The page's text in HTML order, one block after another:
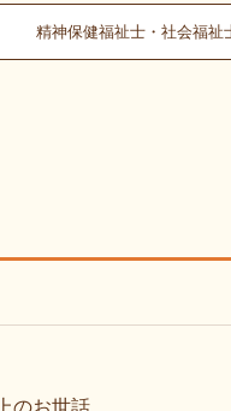
精神保健福祉士・社会福祉
のお世話